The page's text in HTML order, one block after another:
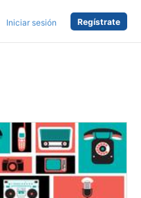
Iniciar sesión Regístrate